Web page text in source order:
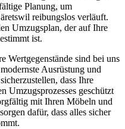
Planung, um
reibungslos verläuft.
Umzugsplan, der auf Ihre
ist.
Wertgegenstände sind bei uns
Ausrüstung und
dass Ihre
Umzugsprozesses geschützt
mit Ihren Möbeln und
dafür, dass alles sicher